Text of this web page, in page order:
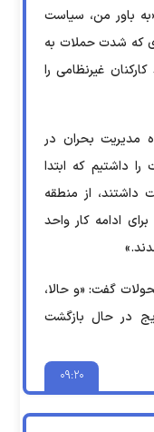
۰۹:۲۰
باور من، سیاست
که شدت حملات به
غیرنظامی را
مدیریت بحران در
داشتیم که ابتدا
از منطقه
ادامه کار واحد
گفت: «و حالا،
در حال بازگشت